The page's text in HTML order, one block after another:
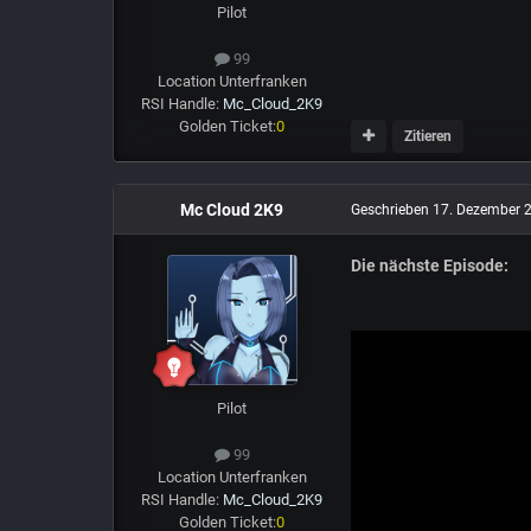
Pilot
99
Location Unterfranken
RSI Handle: Mc_Cloud_2K9
Golden Ticket:0
Zitieren
Mc Cloud 2K9
Pilot
99
Location Unterfranken
RSI Handle: Mc_Cloud_2K9
Golden Ticket:0
Geschrieben 17. Dezember
Die nächste Episode: